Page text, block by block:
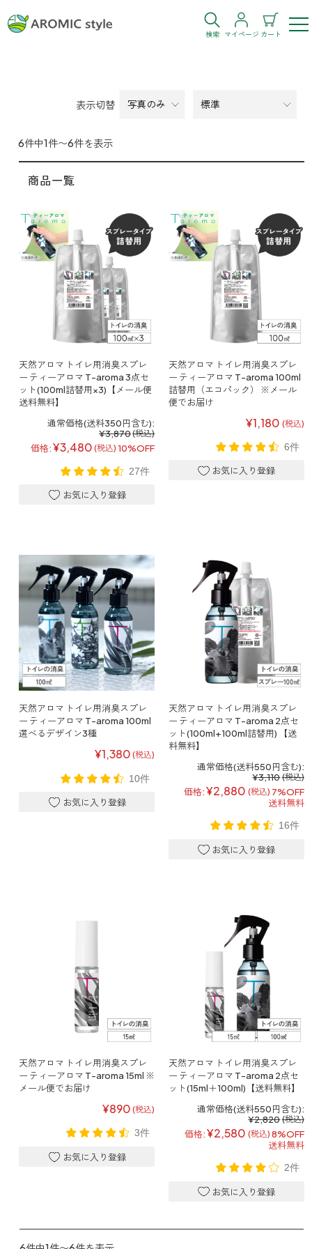
検索 マイページ カート
お部屋・シーン
トイレ
トイレ空間を快適にしたい
寝室
ぐっすり眠れる空間にしたい
帰宅・来客時も心地よくしたい
リビング
クローゼット
衣類を守り清潔な空間にしたい
キッチン・水まわり
清潔さを保ち快適にしたい
お出かけ・アウトドア
外出先でも快適に過ごしたい
目的・お悩み
消臭
製品タイプ
アロマディフューザー
トイレ用
どこでも
アロミック・ハング
トイレ用
ティーセント
どこでも
リードディフューザー
ねむりの魔法
どこでも
アロミック・フロー
ペパーミント＆ユーカリ
トイレ用
ティーアロマ
衣類・ファブリック用
ファブリックミスト
ラベンダー
キャンドルライト
睡眠用
グッドスリープ
虫除け
アンチバグプレミアム
ダニ除け
アンチダニー
(シトラスミント)
ボディミスト
アロミックデオ
(シトラスミント)
その他
マスククリップ
次亜塩素酸水ジアケア
商品一覧
新商品
セール
定期購入サービス
店舗情報
ご利用ガイド
読みもの
ご注文
0120-201-074
＊通話料無料
＊受付：平日10:00～17:00(土日祝定休)
＊長期休業については
をご確認ください
お問い合わせ
お問い合わせいただく前に一度、「よくある質問」をご確認くださ
よくあるご質問、お問い合わせ
表示切替
6件中1件〜6件を表示
商品一覧
天然アロマ トイレ用消臭スプレ
ー ティーアロマ T-aroma 3点セ
ット(100ml詰替用×3)【メール便
送料無料】
通常価格(送料350円含む):
¥3,870(税込)
価格:¥3,480 (税込) 10%OFF
27件
天然アロマ トイレ用消臭スプレ
ー ティーアロマ T-aroma 100ml
詰替用（エコパック） ※メール
便でお届け
¥1,180 (税込)
6件
天然アロマ トイレ用消臭スプレ
ー ティーアロマ T-aroma 100ml
選べるデザイン3種
¥1,380 (税込)
10件
天然アロマ トイレ用消臭スプレ
ー ティーアロマ T-aroma 2点セ
ット(100ml+100ml詰替用) 【送
料無料】
通常価格(送料550円含む):
¥3,110(税込)
価格: ¥2,880 (税込) 7%OFF
送料無料
16件
天然アロマ トイレ用消臭スプレ
ー ティーアロマ T-aroma 15ml ※
メール便でお届け
¥890 (税込)
3件
天然アロマ トイレ用消臭スプレ
ー ティーアロマ T-aroma 2点セ
ット(15ml＋100ml)【送料無料】
通常価格(送料550円含む):
¥2,820(税込)
価格: ¥2,580 (税込) 8%OFF
送料無料
2件